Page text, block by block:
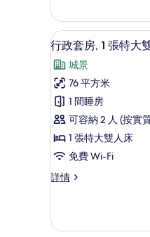
標
準
雙
人
床,
海
景
的
相
片
2
張
標
準
雙
人
床,
海
景
詳
情
載
入
所
有
行
政
套
1
特
8
行政套房, 1 張特大
城景
76 平方米
1 間睡房
可容納 2 人 (按實
1 張特大雙人床
免費 Wi-Fi
詳情
行
1